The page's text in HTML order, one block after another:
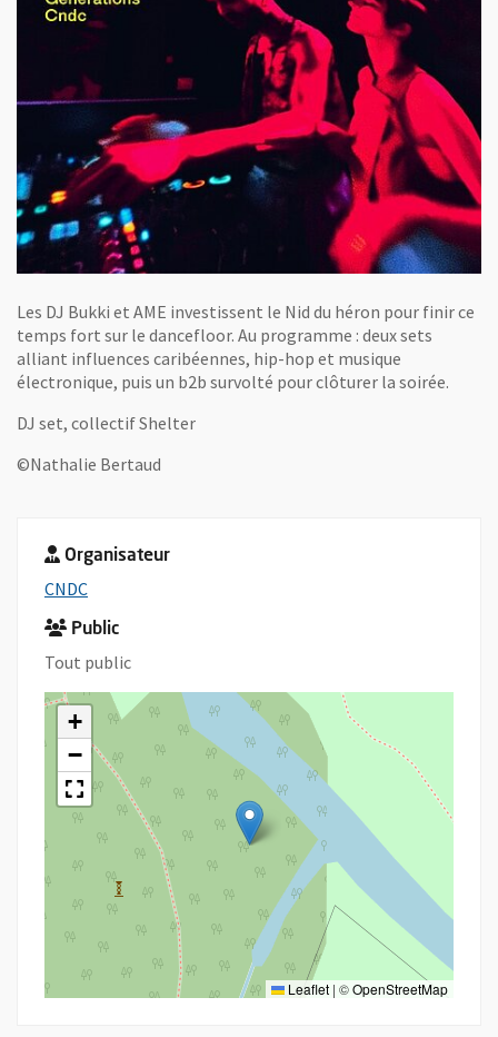
Les DJ Bukki et AME investissent le Nid du héron pour finir ce
temps fort sur le dancefloor. Au programme : deux sets
alliant influences caribéennes, hip-hop et musique
électronique, puis un b2b survolté pour clôturer la soirée.
DJ set, collectif Shelter
©Nathalie Bertaud
Organisateur
CNDC, Ouvre une nouvelle fenêtre
Public
Tout public
+
−
Leaflet | ©OpenStreetMap